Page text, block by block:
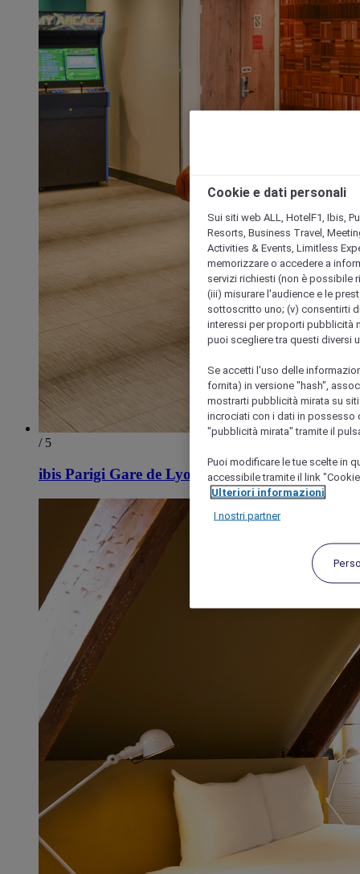
/ 5
ibis Parigi Gare de Lyon Diderot 12ème
Cookie e dati personali
Sui siti web ALL, HotelF1, Ibis,
Resorts, Business Travel,
Activities & Events, Limitless
memorizzare o accedere a
servizi richiesti (non è possibile
(iii) misurare l'audience e le
sottoscritto uno; (v) consentirti
interessi per proporti pubblicità
puoi scegliere tra questi diversi
Se accetti l'uso delle
fornita) in versione "hash",
mostrarti pubblicità mirata su
incrociati con i dati in possesso
"pubblicità mirata" tramite il
Puoi modificare le tue scelte in
accessibile tramite il link
Ulteriori informazioni
I nostri partner